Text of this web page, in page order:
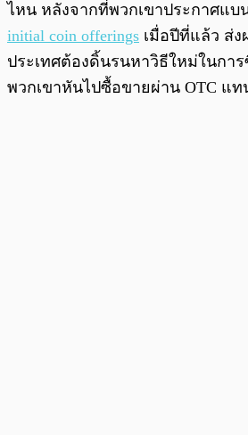
ไหน หลังจากที่พวกเขาประกาศแ
initial coin offerings เมื่อปีที่แล้ว ส่
ประเทศต้องดิ้นรนหาวิธีใหม่ในกา
พวกเขาหันไปซื้อขายผ่าน OTC แท